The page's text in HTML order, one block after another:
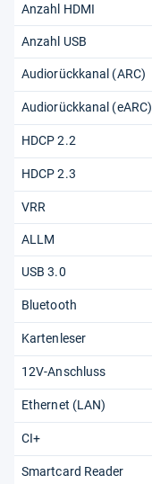
Anzahl HDMI
Anzahl USB
Audiorückkanal (ARC)
Audiorückkanal (eARC)
HDCP 2.2
HDCP 2.3
VRR
ALLM
USB 3.0
Bluetooth
Kartenleser
12V-Anschluss
Ethernet (LAN)
CI+
Smartcard Reader